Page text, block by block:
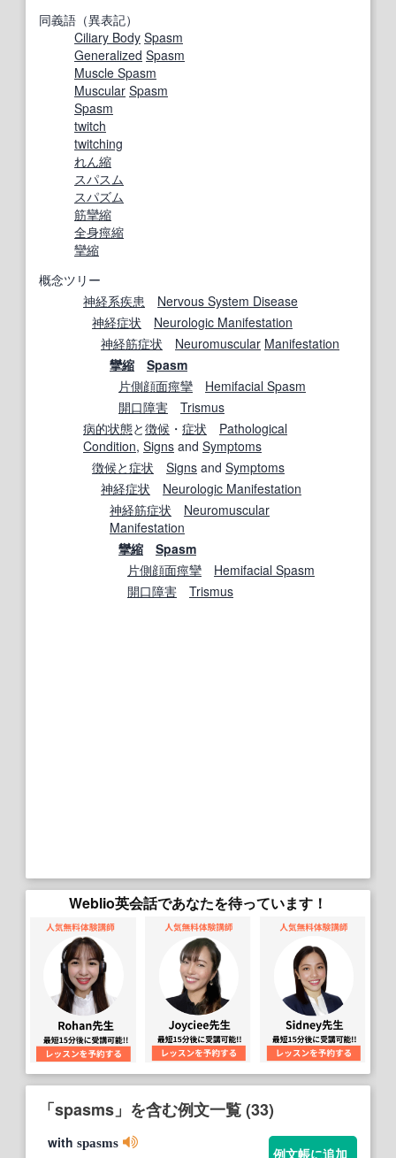
同義語（異表記）
Ciliary Body Spasm
Generalized Spasm
Muscle Spasm
Muscular Spasm
Spasm
twitch
twitching
れん縮
スパスム
スパズム
筋攣縮
全身痙縮
攣縮
概念ツリー
神経系疾患
Nervous System Disease
神経症状
Neurologic Manifestation
神経筋症状 Neuromuscular Manifestation
攣縮
Spasm
片側顔面痙攣
Hemifacial Spasm
開口障害
Trismus
病的状態と徴候 ・ 症状
Pathological
Condition, Signs and Symptoms
徴候と症状
Signs and Symptoms
神経症状
Neurologic Manifestation
神経筋症状
Neuromuscular
Manifestation
攣縮
Spasm
片側顔面痙攣
Hemifacial Spasm
開口障害
Trismus
Weblio英会話であなたを待っています！
「spasms」を含む例文一覧 (33)
with spasms
例文帳に追加